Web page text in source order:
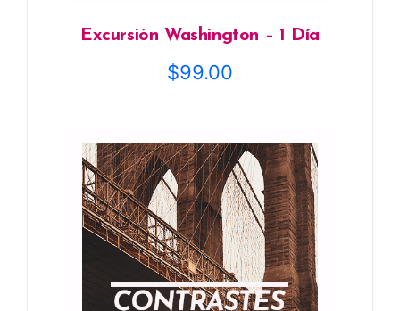
Excursión Washington – 1 Día
$99.00